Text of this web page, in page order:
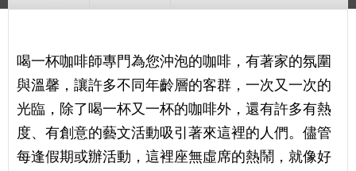
喝一杯咖啡師專門為您沖泡的咖啡，有著家的氛圍
與溫馨，讓許多不同年齡層的客群，一次又一次的
光臨，除了喝一杯又一杯的咖啡外，還有許多有熱
度、有創意的藝文活動吸引著來這裡的人們。儘管
每逢假期或辦活動，這裡座無虛席的熱鬧，就像好